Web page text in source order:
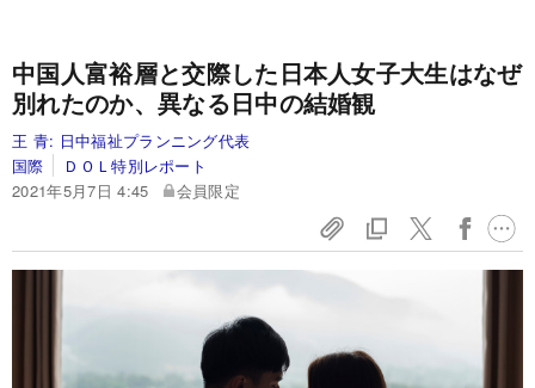
中国人富裕層と交際した日本人女子大生はなぜ
別れたのか、異なる日中の結婚観
王 青: 日中福祉プランニング代表
国際
ＤＯＬ特別レポート
2021年5月7日 4:45
会員限定